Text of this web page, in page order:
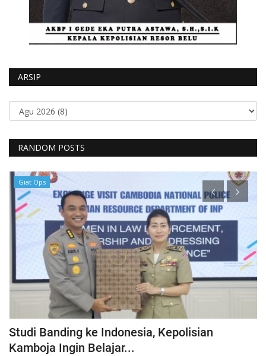
ARSIP
RANDOM POSTS
Giat Ops
Studi Banding ke Indonesia, Kepolisian
Kamboja Ingin Belajar...